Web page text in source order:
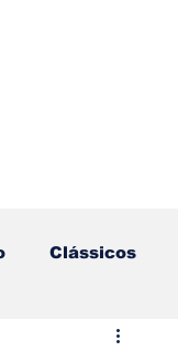
Clássicos
e Comparativos